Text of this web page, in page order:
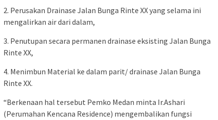
2. Perusakan Drainase Jalan Bunga Rinte XX yang selama ini
mengalirkan air dari dalam,
3. Penutupan secara permanen drainase eksisting Jalan Bunga
Rinte XX,
4. Menimbun Material ke dalam parit/ drainase Jalan Bunga
Rinte XX.
“Berkenaan hal tersebut Pemko Medan minta Ir.Ashari
(Perumahan Kencana Residence) mengembalikan fungsi